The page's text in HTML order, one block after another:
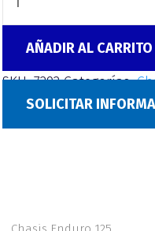
AÑADIR AL CARRITO
SKU:7292 Categorías:
SOLICITAR